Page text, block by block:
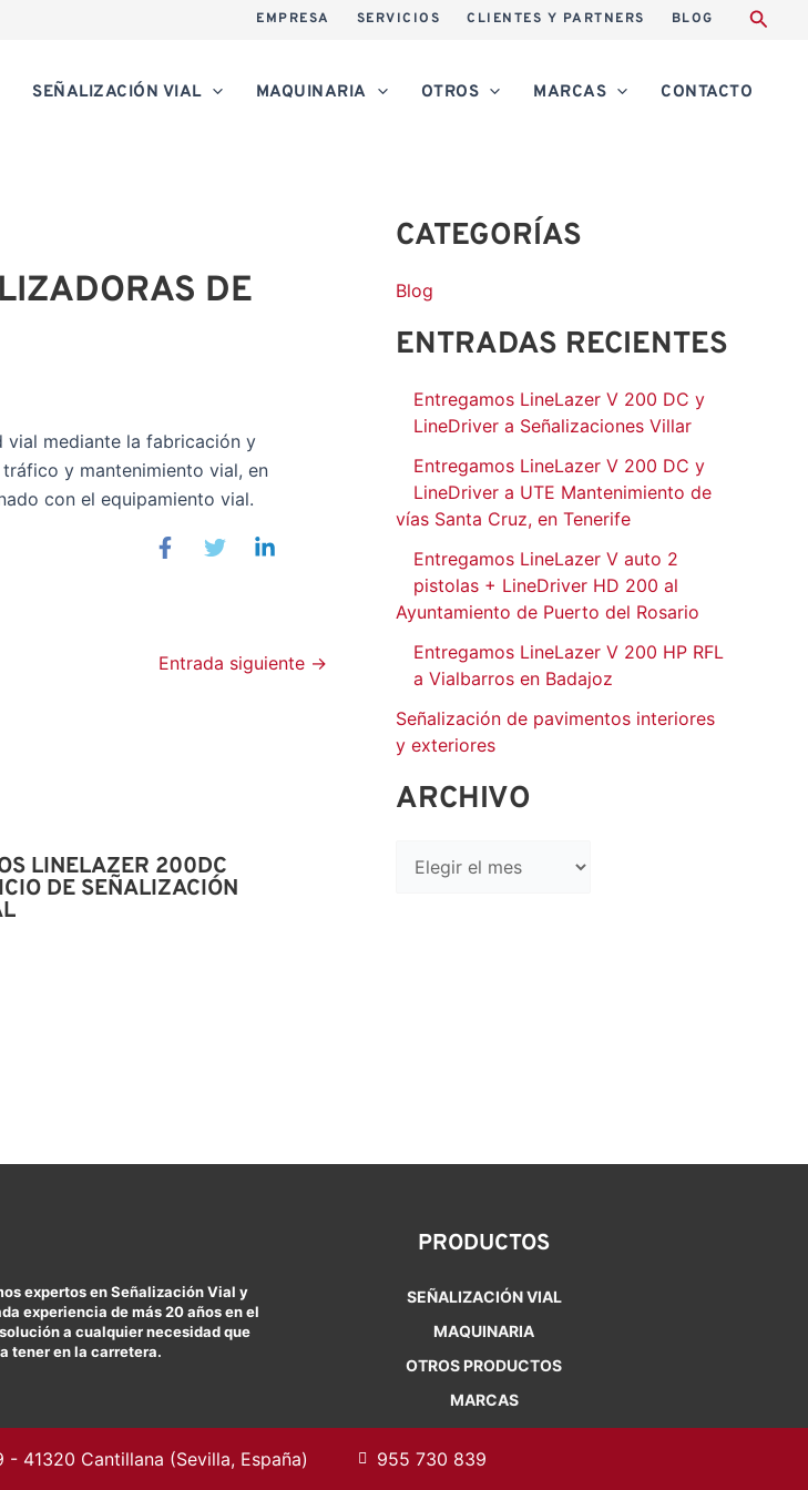
EMPRESA SERVICIOS CLIENTES Y PARTNERS BLOG
SEÑALIZACIÓN VIAL MAQUINARIA OTROS MARCAS CONTACTO
DE
vial mediante la fabricación y
y mantenimiento vial, en
con el equipamiento vial.
Entrada siguiente →
LINELAZER 200DC
DE SEÑALIZACIÓN
CATEGORÍAS
Blog
ENTRADAS RECIENTES
Entregamos LineLazer V 200 DC y
LineDriver a Señalizaciones Villar
Entregamos LineLazer V 200 DC y
LineDriver a UTE Mantenimiento de
vías Santa Cruz, en Tenerife
Entregamos LineLazer V auto 2
pistolas + LineDriver HD 200 al
Ayuntamiento de Puerto del Rosario
Entregamos LineLazer V 200 HP RFL
a Vialbarros en Badajoz
Señalización de pavimentos interiores
y exteriores
ARCHIVO
A
o
expertos en Señalización Vial y
experiencia de más 20 años en el
a cualquier necesidad que
tener en la carretera.
PRODUCTOS
SEÑALIZACIÓN VIAL
MAQUINARIA
OTROS PRODUCTOS
MARCAS
- 41320 Cantillana (Sevilla, España) 955 730 839